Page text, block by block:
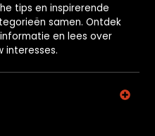
tips en inspirerende
samen. Ontdek
en lees over
interesses.